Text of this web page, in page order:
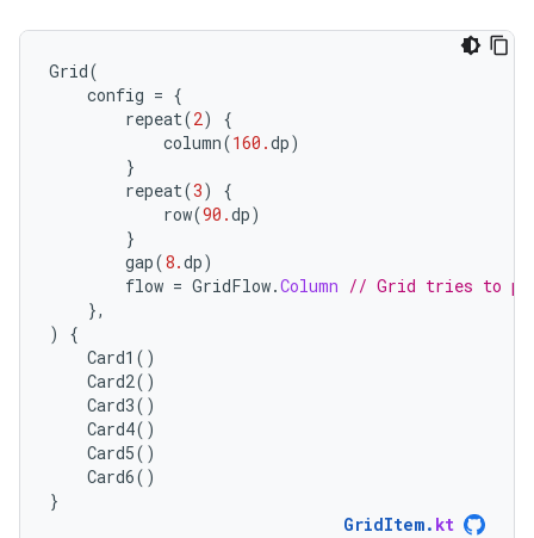
Grid(
config = {
repeat(2)
{
column(160.dp)
}
repeat(3)
{
row(90.dp)
}
gap(8.dp)
flow = GridFlow.Column // Grid tries to
},
)
{
Card1 ()
Card2()
Card3()
Card4()
Card5()
Card6()
}
GridItem. kt